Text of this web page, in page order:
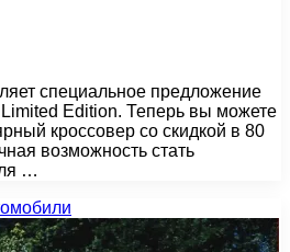
специальное предложение
Edition. Теперь вы можете
кроссовер со скидкой в 80
возможность стать
…